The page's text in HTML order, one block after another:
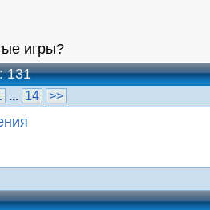
игры?
131
... 14 >>